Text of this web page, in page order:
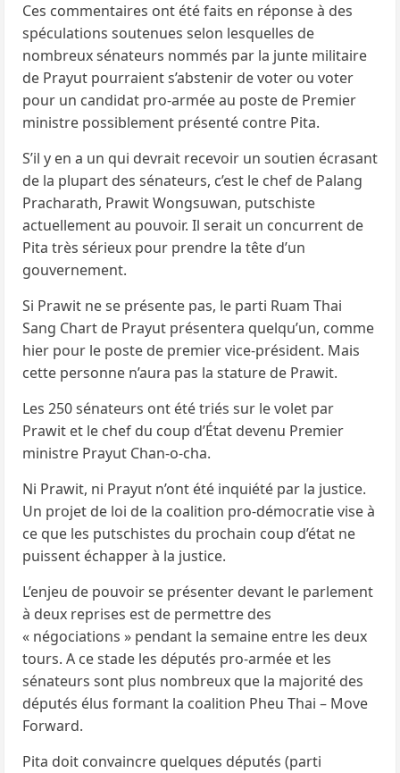
Ces commentaires ont été faits en réponse à des
spéculations soutenues selon lesquelles de
nombreux sénateurs nommés par la junte militaire
de Prayut pourraient s’abstenir de voter ou voter
pour un candidat pro-armée au poste de Premier
ministre possiblement présenté contre Pita.
S’il y en a un qui devrait recevoir un soutien écrasant
de la plupart des sénateurs, c’est le chef de Palang
Pracharath, Prawit Wongsuwan, putschiste
actuellement au pouvoir. Il serait un concurrent de
Pita très sérieux pour prendre la tête d’un
gouvernement.
Si Prawit ne se présente pas, le parti Ruam Thai
Sang Chart de Prayut présentera quelqu’un, comme
hier pour le poste de premier vice-président. Mais
cette personne n’aura pas la stature de Prawit.
Les 250 sénateurs ont été triés sur le volet par
Prawit et le chef du coup d’État devenu Premier
ministre Prayut Chan-o-cha.
Ni Prawit, ni Prayut n’ont été inquiété par la justice.
Un projet de loi de la coalition pro-démocratie vise à
ce que les putschistes du prochain coup d’état ne
puissent échapper à la justice.
L’enjeu de pouvoir se présenter devant le parlement
à deux reprises est de permettre des
« négociations » pendant la semaine entre les deux
tours. A ce stade les députés pro-armée et les
sénateurs sont plus nombreux que la majorité des
députés élus formant la coalition Pheu Thai – Move
Forward.
Pita doit convaincre quelques députés (parti